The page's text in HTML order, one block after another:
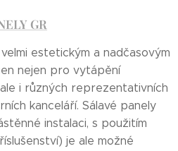
GR
estetickým a nadčasovým
nejen pro vytápění
i různých reprezentativních
kanceláří. Sálavé panely
instalaci, s použitím
je ale možné